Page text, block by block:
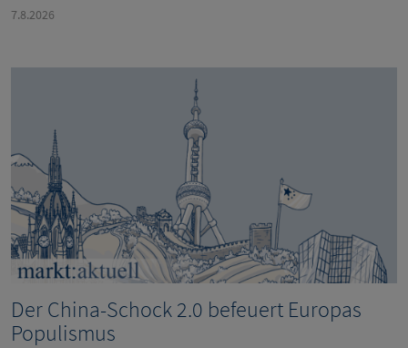
7.8.2026
Der China-Schock 2.0 befeuert Europas
Populismus